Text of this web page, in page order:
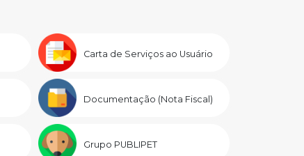
Carta de Serviços ao Usuário
Documentação (Nota Fiscal)
Grupo PUBLIPET